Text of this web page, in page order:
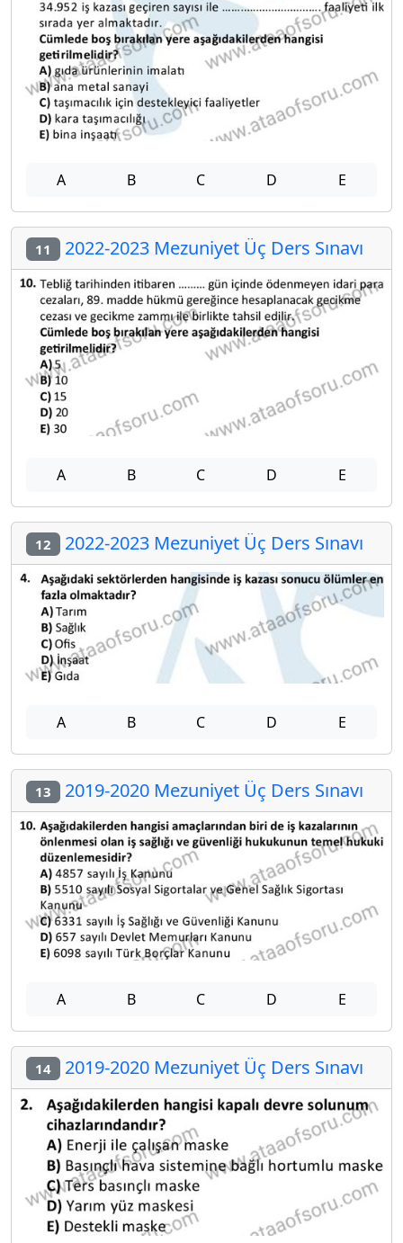
A B C D E
11 2022-2023 Mezuniyet Üç Ders Sınavı
A B C D E
12 2022-2023 Mezuniyet Üç Ders Sınavı
A B C D E
13 2019-2020 Mezuniyet Üç Ders Sınavı
A B C D E
14 2019-2020 Mezuniyet Üç Ders Sınavı